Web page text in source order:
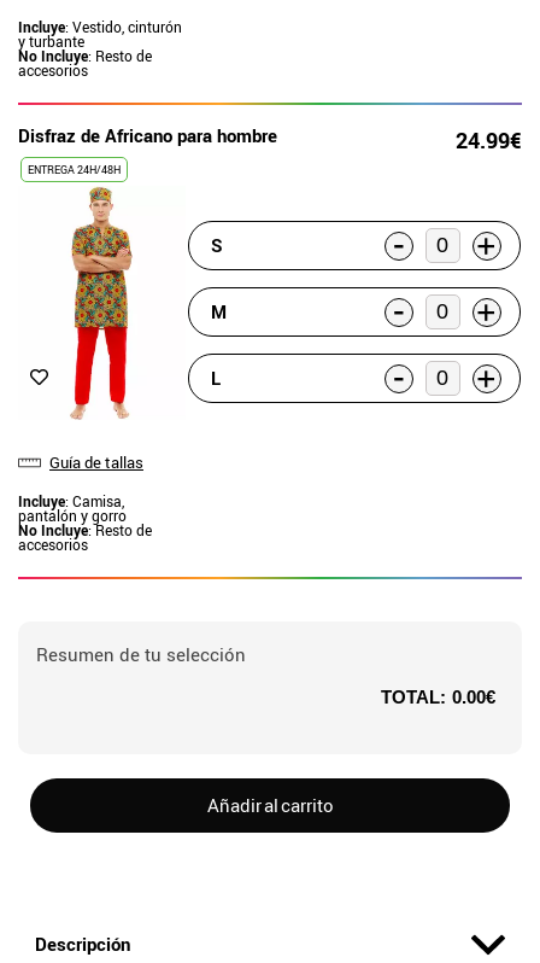
Incluye: Vestido, cinturón
y turbante
No Incluye: Resto de
accesorios
Disfraz de Africano para hombre 24.99€
ENTREGA 24H/48H
Guía de tallas
Incluye: Camisa,
pantalón y gorro
No Incluye: Resto de
accesorios
S - +
M - +
L - +
Resumen de tu selección
TOTAL: 0.00€
Añadir al carrito
Descripción